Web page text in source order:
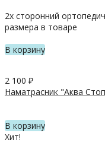
2х сторонний
размера в товаре
В корзину
2 100 ₽
Наматрасник "Аква
В корзину
Хит!